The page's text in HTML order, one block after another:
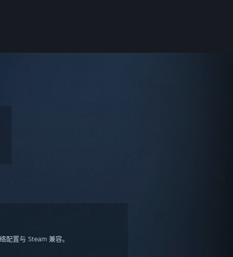
配置与 Steam 兼容。